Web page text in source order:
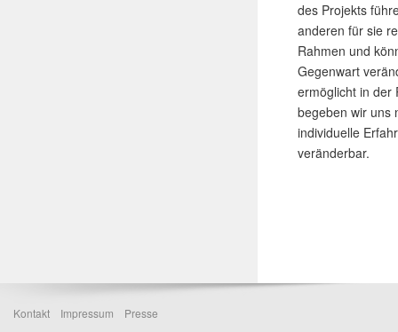
des Projekts
anderen für sie
Rahmen und
Gegenwart
ermöglicht in der
begeben wir uns
individuelle
veränderbar.
Kontakt Impressum Presse